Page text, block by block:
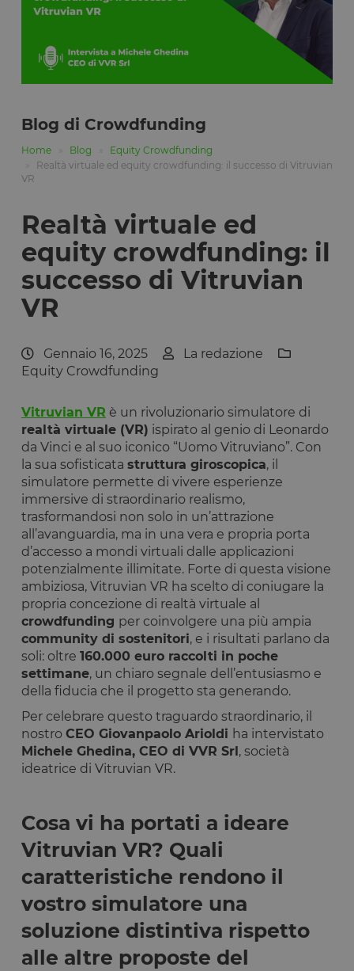
Blog di Crowdfunding
Home Blog
Equity Crowdfunding
Realtà virtuale ed equity crowdfunding: il successo di Vitruvian
VR
Realtà virtuale ed
equity crowdfunding: il
successo di Vitruvian
VR
Gennaio 16, 2025
La redazione
Equity Crowdfunding
Vitruvian VR è un rivoluzionario simulatore di
realtà virtuale (VR) ispirato al genio di Leonardo
da Vinci e al suo iconico “Uomo Vitruviano”. Con
la sua sofisticata struttura giroscopica, il
simulatore permette di vivere esperienze
immersive di straordinario realismo,
trasformandosi non solo in un’attrazione
all’avanguardia, ma in una vera e propria porta
d’accesso a mondi virtuali dalle applicazioni
potenzialmente illimitate. Forte di questa visione
ambiziosa, Vitruvian VR ha scelto di coniugare la
propria concezione di realtà virtuale al
crowdfunding per coinvolgere una più ampia
community di sostenitori, e i risultati parlano da
soli: oltre 160.000 euro raccolti in poche
settimane, un chiaro segnale dell’entusiasmo e
della fiducia che il progetto sta generando.
Per celebrare questo traguardo straordinario, il
nostro CEO Giovanpaolo Arioldi ha intervistato
Michele Ghedina, CEO di VVR Srl, società
ideatrice di Vitruvian VR.
Cosa vi ha portati a ideare
Vitruvian VR? Quali
caratteristiche rendono il
vostro simulatore una
soluzione distintiva rispetto
alle altre proposte del